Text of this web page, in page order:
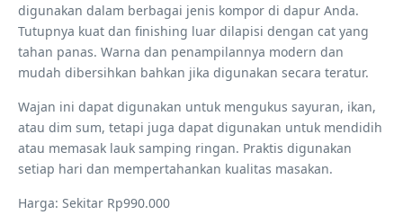
digunakan dalam berbagai jenis kompor di dapur Anda.
Tutupnya kuat dan finishing luar dilapisi dengan cat yang
tahan panas. Warna dan penampilannya modern dan
mudah dibersihkan bahkan jika digunakan secara teratur.
Wajan ini dapat digunakan untuk mengukus sayuran, ikan,
atau dim sum, tetapi juga dapat digunakan untuk mendidih
atau memasak lauk samping ringan. Praktis digunakan
setiap hari dan mempertahankan kualitas masakan.
Harga: Sekitar Rp990.000